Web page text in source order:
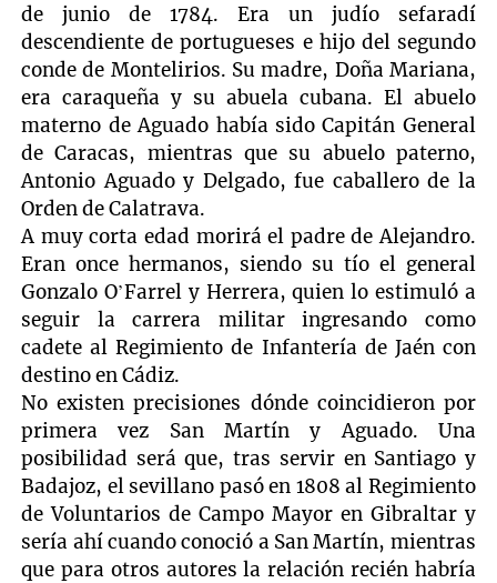
de junio de 1784. Era un judío sefaradí
descendiente de portugueses e hijo del segundo
conde de Montelirios. Su madre, Doña Mariana,
era caraqueña y su abuela cubana. El abuelo
materno de Aguado había sido Capitán General
de Caracas, mientras que su abuelo paterno,
Antonio Aguado y Delgado, fue caballero de la
Orden de Calatrava.
A muy corta edad morirá el padre de Alejandro.
Eran once hermanos, siendo su tío el general
Gonzalo O’Farrel y Herrera, quien lo estimuló a
seguir la carrera militar ingresando como
cadete al Regimiento de Infantería de Jaén con
destino en Cádiz.
No existen precisiones dónde coincidieron por
primera vez San Martín y Aguado. Una
posibilidad será que, tras servir en Santiago y
Badajoz, el sevillano pasó en 1808 al Regimiento
de Voluntarios de Campo Mayor en Gibraltar y
sería ahí cuando conoció a San Martín, mientras
que para otros autores la relación recién habría